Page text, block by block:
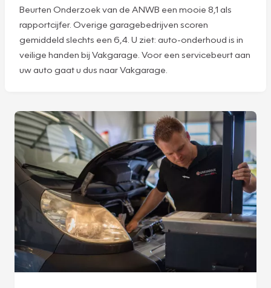
Beurten Onderzoek van de ANWB een mooie 8,1 als
rapportcijfer. Overige garagebedrijven scoren
gemiddeld slechts een 6,4. U ziet: auto-onderhoud is in
veilige handen bij Vakgarage. Voor een servicebeurt aan
uw auto gaat u dus naar Vakgarage.